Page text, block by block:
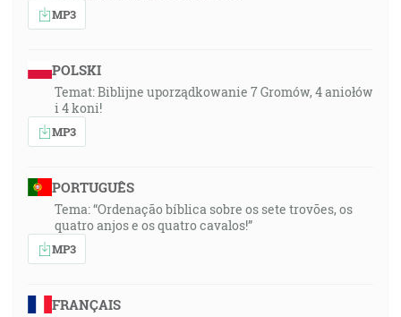
MP3
POLSKI
Temat: Biblijne uporządkowanie 7 Gromów, 4 aniołów
i 4 koni!
MP3
PORTUGUÊS
Tema: “Ordenação bíblica sobre os sete trovões, os
quatro anjos e os quatro cavalos!”
MP3
FRANÇAIS